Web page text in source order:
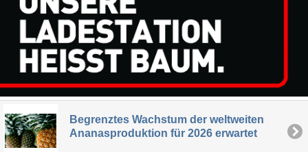
Begrenztes Wachstum der weltweiten
Ananasproduktion für 2026 erwartet